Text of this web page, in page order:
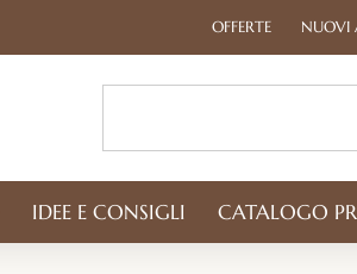
OFFERTE NUOVI
IDEE E CONSIGLI CATALOGO